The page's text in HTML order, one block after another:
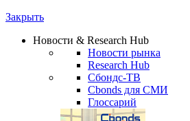
Закрыть
Новости & Research Hub
Новости рынка
Research Hub
Сбондс-ТВ
Cbonds для СМИ
Глоссарий